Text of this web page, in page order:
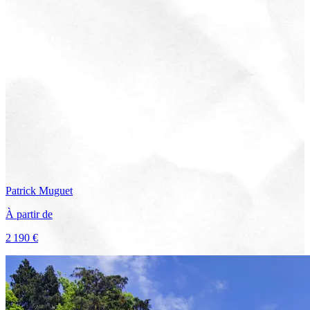
Patrick Muguet
À partir de
2 190 €
Voir le voyage